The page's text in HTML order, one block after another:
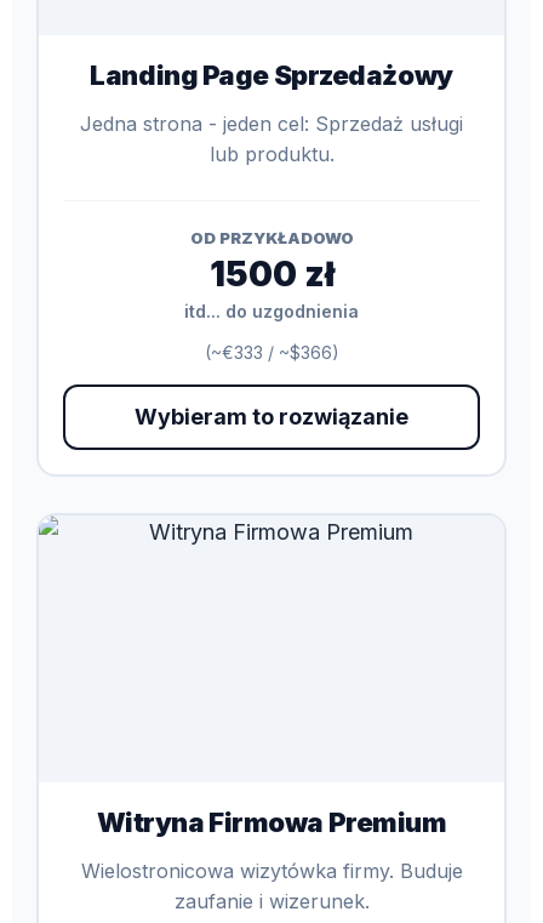
Landing Page Sprzedażowy
Jedna strona - jeden cel: Sprzedaż usługi
lub produktu.
OD PRZYKŁADOWO
1500 zł
itd... do uzgodnienia
(~€333 / ~$366)
Wybieram to rozwiązanie
Witryna Firmowa Premium
Wielostronicowa wizytówka firmy. Buduje
zaufanie i wizerunek.